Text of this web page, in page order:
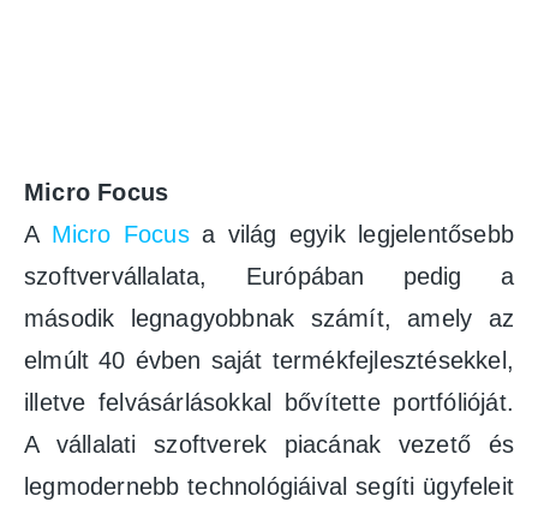
Micro Focus
A Micro Focusa világ egyik legjelentősebb
szoftvervállalata, Európában pedig a
második legnagyobbnak számít, amely az
elmúlt 40 évben saját termékfejlesztésekkel,
illetve felvásárlásokkal bővítette portfólióját.
A vállalati szoftverek piacának vezető és
legmodernebb technológiáival segíti ügyfeleit